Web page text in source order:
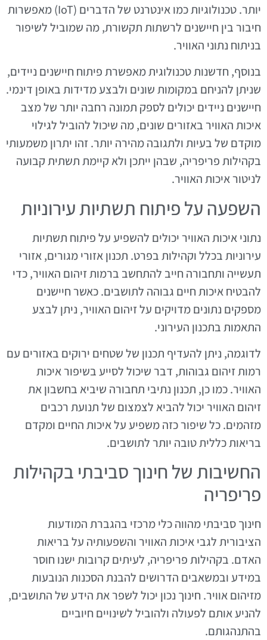
יותר. טכנולוגיות כמו אינטרנט של הדברים (IoT) מאפשרות
חיבור בין חיישנים לרשתות תקשורת, מה שמוביל לשיפור
בניתוח נתוני האוויר.
בנוסף, חדשנות טכנולוגית מאפשרת פיתוח חיישנים ניידים,
שניתן להניחם במקומות שונים ולבצע מדידות באופן דינמי.
חיישנים ניידים יכולים לספק תמונה רחבה יותר של מצב
איכות האוויר באזורים שונים, מה שיכול להוביל לגילוי
מוקדם של בעיות ולתגובה מהירה יותר. זהו יתרון משמעותי
בקהילות פריפריה, שבהן ייתכן ולא קיימת תשתית קבועה
לניטור איכות האוויר.
השפעה על פיתוח תשתיות עירוניות
נתוני איכות האוויר יכולים להשפיע על פיתוח תשתיות
עירוניות בכלל וקהילות בפרט. תכנון אזורי מגורים, אזורי
תעשייה ותחבורה חייב להתחשב ברמות זיהום האוויר, כדי
להבטיח איכות חיים גבוהה לתושבים. כאשר חיישנים
מספקים נתונים מדויקים על זיהום האוויר, ניתן לבצע
התאמות בתכנון העירוני.
לדוגמה, ניתן להעדיף תכנון של שטחים ירוקים באזורים עם
רמות זיהום גבוהות, דבר שיכול לסייע בשיפור איכות
האוויר. כמו כן, תכנון נתיבי תחבורה שיביא בחשבון את
זיהום האוויר יכול להביא לצמצום של תנועת רכבים
מזהמים. כל שיפור כזה משפיע על איכות החיים ומקדם
בריאות כללית טובה יותר לתושבים.
החשיבות של חינוך סביבתי בקהילות
פריפריה
חינוך סביבתי מהווה כלי מרכזי בהגברת המודעות
הציבורית לגבי איכות האוויר והשפעותיה על בריאות
האדם. בקהילות פריפריה, לעיתים קרובות ישנו חוסר
במידע ובמשאבים הדרושים להבנת הסכנות הנובעות
מזיהום אוויר. חינוך נכון יכול לשפר את הידע של התושבים,
להניע אותם לפעולה ולהוביל לשינויים חיוביים
בהתנהגותם.